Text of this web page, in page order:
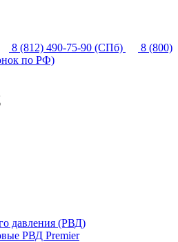
8 (812) 490-75-90 (СПб)
8 (800)
по РФ)
давления (РВД)
РВД Premier